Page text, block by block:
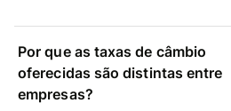
Por que as taxas de câmbio
oferecidas são distintas entre
empresas?